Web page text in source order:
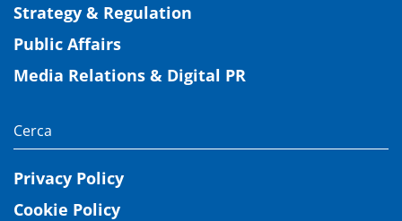
Strategy & Regulation
Public Affairs
Media Relations & Digital PR
Privacy Policy
Cookie Policy